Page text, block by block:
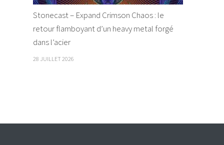
Stonecast – Expand Crimson Chaos : le
retour flamboyant d’un heavy metal forgé
dans l’acier
28 JUILLET 2026